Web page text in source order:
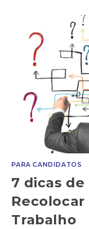
PARA CANDIDATOS
7 dicas
Trabalho